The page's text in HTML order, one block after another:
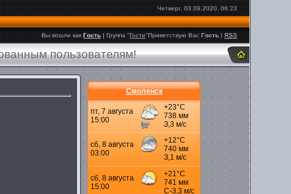
Четверг, 03.09.2020, 06:23
Вы вошли как Гость|Группа"Гости"Приветствую Вас Гость |RSS
пользователям!
Смоленск